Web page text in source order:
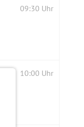
09:30 Uhr
10:00 Uhr